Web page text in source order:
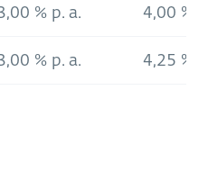
% p. a. 4,00 %
% p. a. 4,25 %